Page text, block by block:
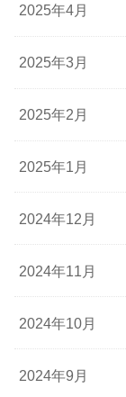
2025年4月
2025年3月
2025年2月
2025年1月
2024年12月
2024年11月
2024年10月
2024年9月